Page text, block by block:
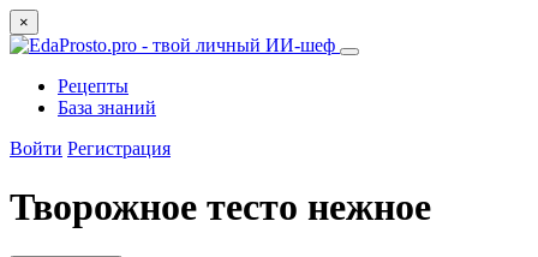
×
Рецепты
База знаний
Войти Регистрация
Творожное тесто нежное